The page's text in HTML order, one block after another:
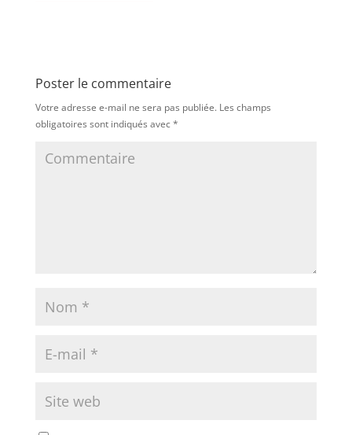
Poster le commentaire
Votre adresse e-mail ne sera pas publiée.Les champs
obligatoires sont indiqués avec*